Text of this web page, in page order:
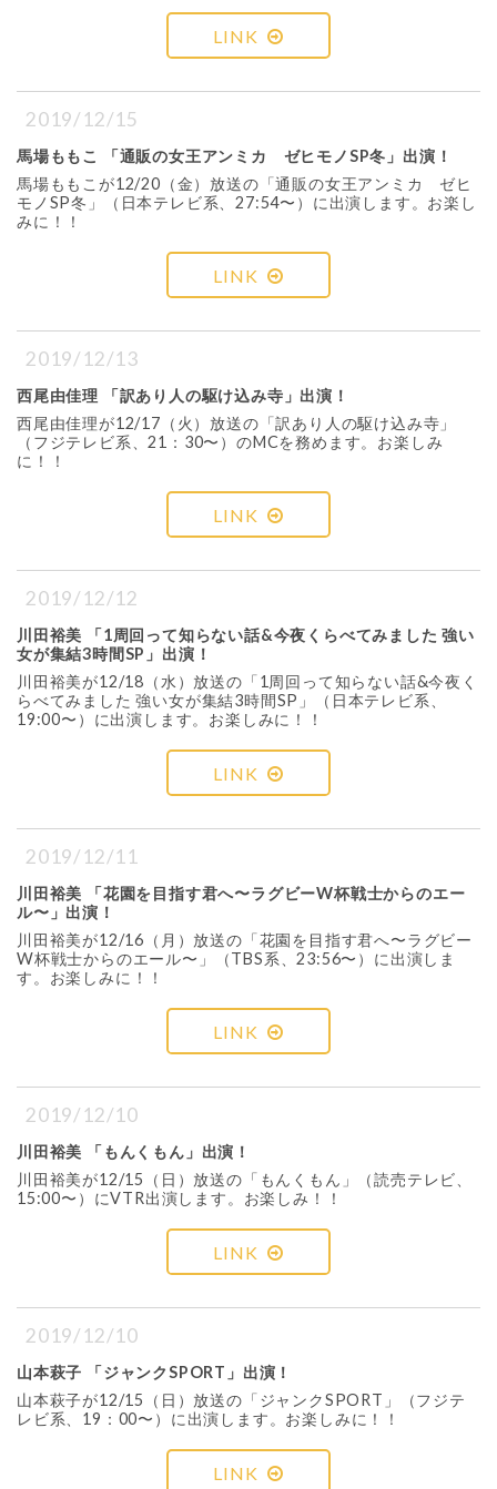
LINK
2019/12/15
馬場ももこ 「通販の女王アンミカ ゼヒモノSP冬」出演！
馬場ももこが12/20（金）放送の「通販の女王アンミカ ゼヒ
モノSP冬」（日本テレビ系、27:54〜）に出演します。お楽し
みに！！
LINK
2019/12/13
西尾由佳理 「訳あり人の駆け込み寺」出演！
西尾由佳理が12/17（火）放送の「訳あり人の駆け込み寺」
（フジテレビ系、21：30〜）のMCを務めます。お楽しみ
に！！
LINK
2019/12/12
川田裕美 「1周回って知らない話&今夜くらべてみました 強い
女が集結3時間SP」出演！
川田裕美が12/18（水）放送の「1周回って知らない話&今夜く
らべてみました 強い女が集結3時間SP」（日本テレビ系、
19:00〜）に出演します。お楽しみに！！
LINK
2019/12/11
川田裕美 「花園を目指す君へ〜ラグビーW杯戦士からのエー
ル〜」出演！
川田裕美が12/16（月）放送の「花園を目指す君へ〜ラグビー
W杯戦士からのエール〜」（TBS系、23:56〜）に出演しま
す。お楽しみに！！
LINK
2019/12/10
川田裕美 「もんくもん」出演！
川田裕美が12/15（日）放送の「もんくもん」（読売テレビ、
15:00〜）にVTR出演します。お楽しみ！！
LINK
2019/12/10
山本萩子 「ジャンクSPORT」出演！
山本萩子が12/15（日）放送の「ジャンクSPORT」（フジテ
レビ系、19：00〜）に出演します。お楽しみに！！
LINK